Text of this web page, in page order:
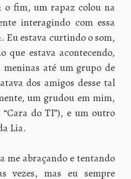
o fim, um rapaz colou na
interagindo com essa
Eu estava curtindo o som,
que estava acontecendo,
até um grupo de
dos amigos desse tal
um grudou em mim,
do TI”), e um outro
Lia.
me abraçando e tentando
vezes, mas eu sempre